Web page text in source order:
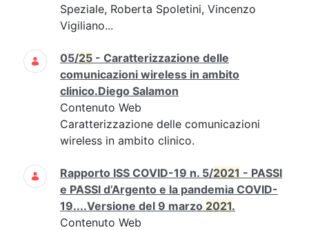
Speziale, Roberta Spoletini, Vincenzo
Vigiliano...
05/25 - Caratterizzazione delle
comunicazioni wireless in ambito
clinico.Diego Salamon
Contenuto Web
Caratterizzazione delle comunicazioni
wireless in ambito clinico.
Rapporto ISS COVID-19 n. 5/2021 - PASSI
e PASSI d’Argento e la pandemia COVID-
19....Versione del 9 marzo 2021.
Contenuto Web